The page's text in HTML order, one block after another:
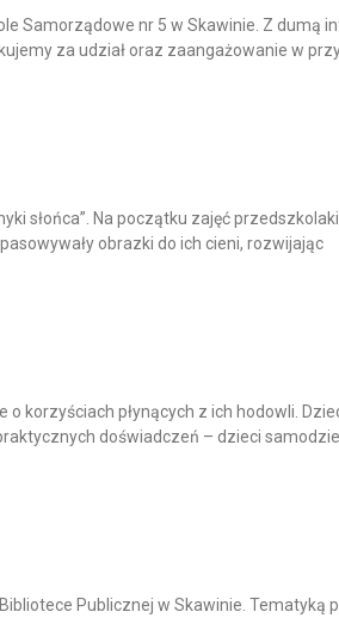
Samorządowe nr 5 w Skawinie. Z dumą
za udział oraz zaangażowanie w
słońca”. Na początku zajęć
obrazki do ich cieni, rozwijając
korzyściach płynących z ich hodowli.
doświadczeń – dzieci
Publicznej w Skawinie. Tematyką